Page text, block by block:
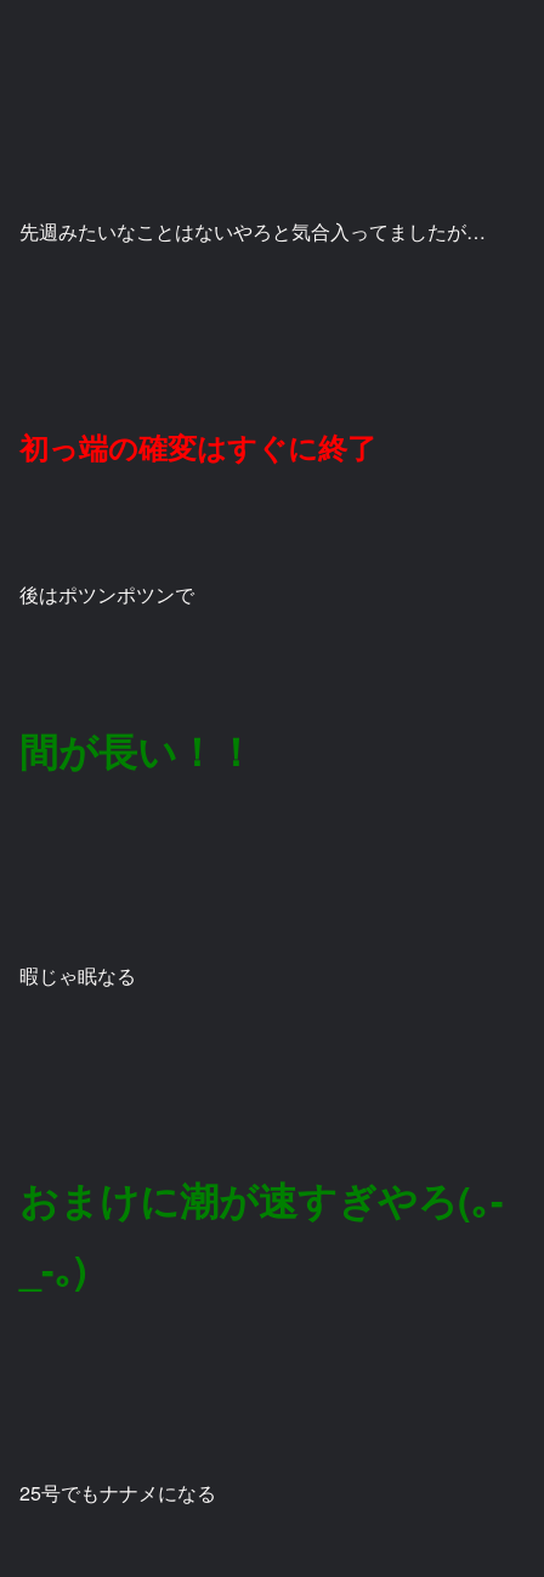
先週みたいなことはないやろと気合入ってましたが…
初っ端の確変はすぐに終了
後はポツンポツンで
間が長い！！
暇じゃ眠なる
おまけに潮が速すぎやろ(｡-
_-｡)
25号でもナナメになる